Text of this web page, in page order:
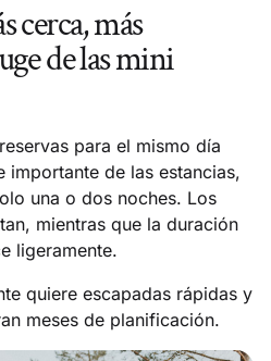
cerca, más
de las mini
para el mismo día
importante de las estancias,
una o dos noches. Los
mientras que la duración
ligeramente.
quiere escapadas rápidas y
meses de planificación.